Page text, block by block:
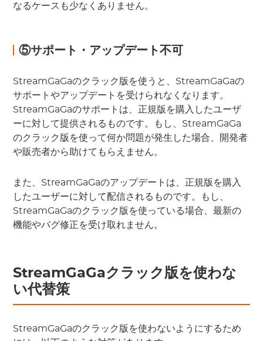
なるケースも少なくありません。
⑤サポート・アップデート不可
StreamGaGaのクラック版を使うと、StreamGaGaの
サポートやアップデートを受けられなくなります。
StreamGaGaのサポートは、正規版を購入したユーザ
ーに対して提供されるものです。もし、StreamGaGa
のクラック版を使って何か問題が発生した場合、開発者
や販売者から助けてもらえません。
また、StreamGaGaのアップデートは、正規版を購入
したユーザーに対して配信されるものです。もし、
StreamGaGaのクラック版を使っている場合、最新の
機能やバグ修正を受け取れません。
StreamGaGaクラック版を使わな
い代替策
StreamGaGaのクラック版を使わないようにするため